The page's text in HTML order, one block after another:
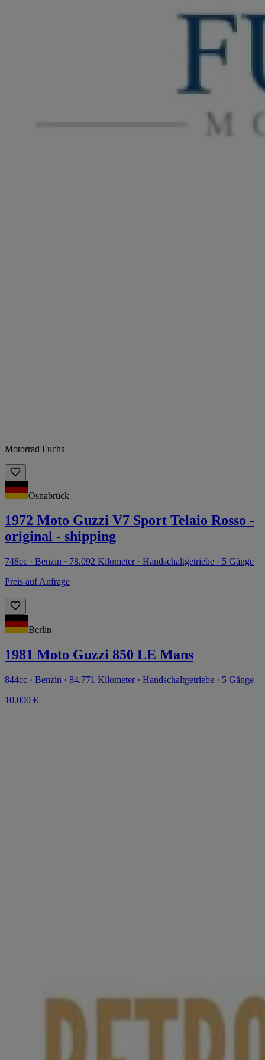
Motorrad Fuchs
Osnabrück
1972 Moto Guzzi V7 Sport Telaio Rosso -
original - shipping
748cc · Benzin · 78.092 Kilometer · Handschaltgetriebe · 5 Gänge
Preis auf Anfrage
Berlin
1981 Moto Guzzi 850 LE Mans
844cc · Benzin · 84.771 Kilometer · Handschaltgetriebe · 5 Gänge
10.000 €